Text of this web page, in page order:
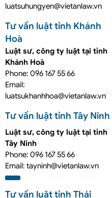
luatsuhungyen@vietanlaw.vn
Tư vấn luật tỉnh Khánh
Hoà
Luật sư, công ty luật tại tỉnh
Khánh Hoà
Phone: 096 167 55 66
Email:
luatsukhanhhoa@vietanlaw.vn
Tư vấn luật tỉnh Tây Ninh
Luật sư, công ty luật tại tỉnh
Tây Ninh
Phone: 096 167 55 66
Email: tayninh@vietanlaw.vn
Tư vấn luật tỉnh Thái